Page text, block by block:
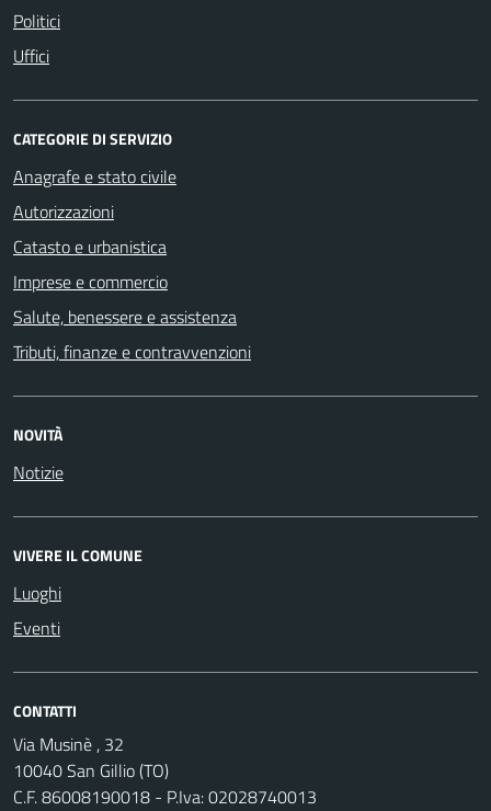
Politici
Uffici
CATEGORIE DI SERVIZIO
Anagrafe e stato civile
Autorizzazioni
Catasto e urbanistica
Imprese e commercio
Salute, benessere e assistenza
Tributi, finanze e contravvenzioni
NOVITÀ
Notizie
VIVERE IL COMUNE
Luoghi
Eventi
CONTATTI
Via Musinè , 32
10040 San Gillio (TO)
C.F. 86008190018 - P.Iva: 02028740013